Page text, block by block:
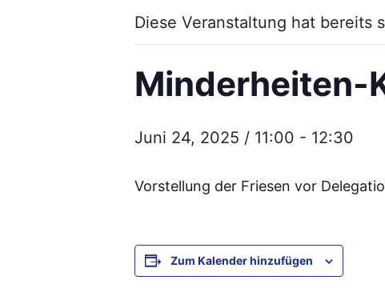
Diese Veranstaltung hat bereits
Minderheiten-
Juni 24, 2025 / 11:00 - 12:30
Vorstellung der Friesen vor
Zum Kalender hinzufügen